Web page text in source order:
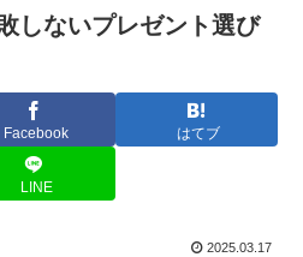
しないプレゼント選び
Facebook はてブ
LINE
2025.03.17